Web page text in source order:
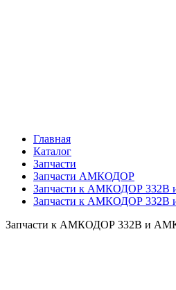
Главная
Каталог
Запчасти
Запчасти АМКОДОР
Запчасти к АМКОДОР
Запчасти к АМКОДОР
Запчасти к АМКОДОР 332В и